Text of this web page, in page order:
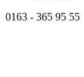
0163 - 365 95 55